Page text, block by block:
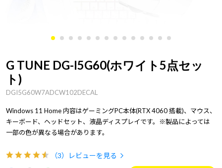
G TUNE DG-I5G60(ホワイト5点セッ
ト)
DGI5G60W7ADCW102DECAL
Windows 11 Home 内容はゲーミングPC本体(RTX 4060 搭載)、マウス、
キーボード、ヘッドセット、液晶ディスプレイです。※製品によっては
一部の色が異なる場合があります。
（3） レビューを見る